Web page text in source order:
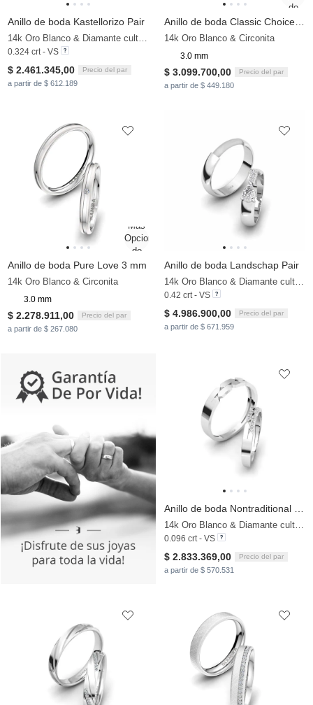
Anillo de boda Kastellorizo Pair
14k Oro Blanco & Diamante cultivado en laboratorio
0.324 crt - VS
$ 2.461.345,00 Precio del par
a partir de $ 612.189
14k Oro Blanco & Circonita
3.0 mm
$ 3.099.700,00 Precio del par
a partir de $ 449.180
Anillo de boda Pure Love 3 mm
14k Oro Blanco & Circonita
3.0 mm
$ 2.278.911,00 Precio del par
a partir de $ 267.080
Anillo de boda Landschap Pair
14k Oro Blanco & Diamante cultivado en laboratorio
0.42 crt - VS
$ 4.986.900,00 Precio del par
a partir de $ 671.959
14k Oro Blanco & Diamante cultivado en laboratorio
0.096 crt - VS
$ 2.833.369,00 Precio del par
a partir de $ 570.531